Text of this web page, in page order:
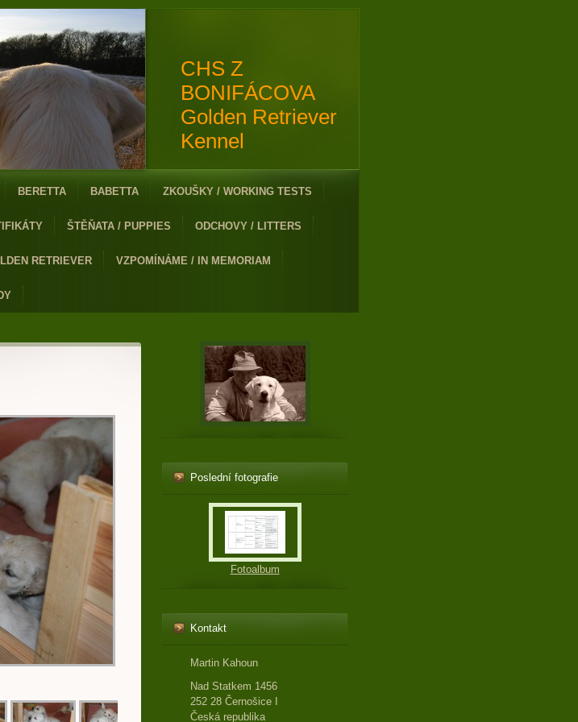
CHS Z
BONIFÁCOVA
Golden Retriever
Kennel
BERETTA BABETTA ZKOUŠKY / WORKING TESTS
ŠTĚŇATA / PUPPIES ODCHOVY / LITTERS
RETRIEVER VZPOMÍNÁME / IN MEMORIAM
Poslední fotografie
Fotoalbum
Kontakt
Martin Kahoun
Nad Statkem 1456
252 28 Černošice I
Česká republika